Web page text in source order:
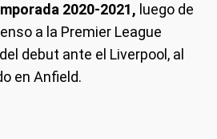
2020-2021, luego de
a la Premier League
debut ante el Liverpool, al
en Anfield.